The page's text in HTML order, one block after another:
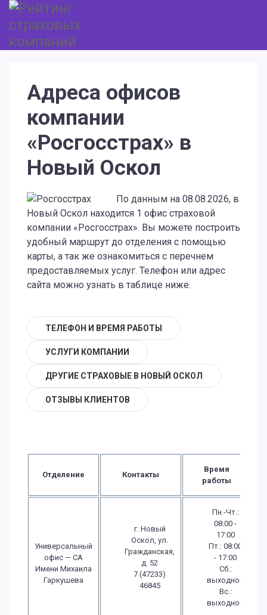
Адреса офисов
компании
«Росгосстрах» в
Новый Оскол
По данным на 08.08.2026, в
Новый Оскол находится 1 офис страховой
компании «Росгосстрах». Вы можете построить
удобный маршрут до отделения с помощью
карты, а так же ознакомиться с перечнем
предоставляемых услуг. Телефон или адрес
сайта можно узнать в таблице ниже.
ТЕЛЕФОН И ВРЕМЯ РАБОТЫ
УСЛУГИ КОМПАНИИ
ДРУГИЕ СТРАХОВЫЕ В НОВЫЙ ОСКОЛ
ОТЗЫВЫ КЛИЕНТОВ
Отделение Контакты
Время
работы
Универсальный
офис — СА
Имени Михаила
Гаркушева
г. Новый
Оскол, ул.
Гражданская,
д. 52
7 (47233)
46845
Пн.-Чт.:
08:00 -
17:00
Пт.: 08:00
- 17:00
Сб.:
выходной
Вс.:
выходной